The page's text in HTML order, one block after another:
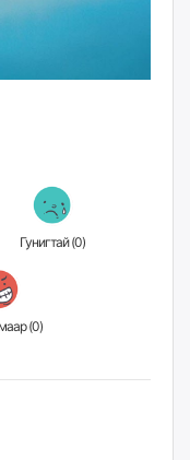
Гунигтай (0)
Үзэн ядмаар (0)